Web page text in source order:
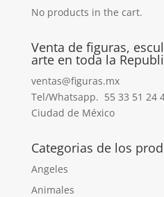
No products in the cart.
Venta de figuras,
arte en toda la
ventas@figuras.mx
Tel/Whatsapp. 55 33 51 24
Ciudad de México
Categorias de los
Angeles
Animales